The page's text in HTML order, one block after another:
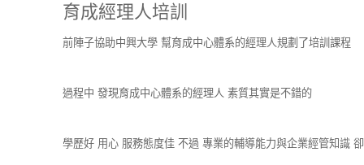
育成經理人培訓
前陣子協助中興大學 幫育成中心體系的經理人規劃了培訓課程
過程中 發現育成中心體系的經理人 素質其實是不錯的
學歷好 用心 服務態度佳 不過 專業的輔導能力與企業經管知識